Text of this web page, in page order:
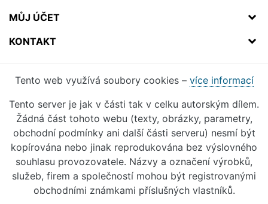
MŮJ ÚČET
KONTAKT
Tento web využívá soubory cookies – více informací
Tento server je jak v části tak v celku autorským dílem.
Žádná část tohoto webu (texty, obrázky, parametry,
obchodní podmínky ani další části serveru) nesmí být
kopírována nebo jinak reprodukována bez výslovného
souhlasu provozovatele. Názvy a označení výrobků,
služeb, firem a společností mohou být registrovanými
obchodními známkami příslušných vlastníků.